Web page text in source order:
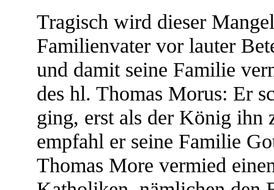
Tragisch wird dieser
Familienvater vor lauter
und damit seine Familie
des hl. Thomas Morus: Er
ging, erst als der König
empfahl er seine Familie
Thomas More vermied